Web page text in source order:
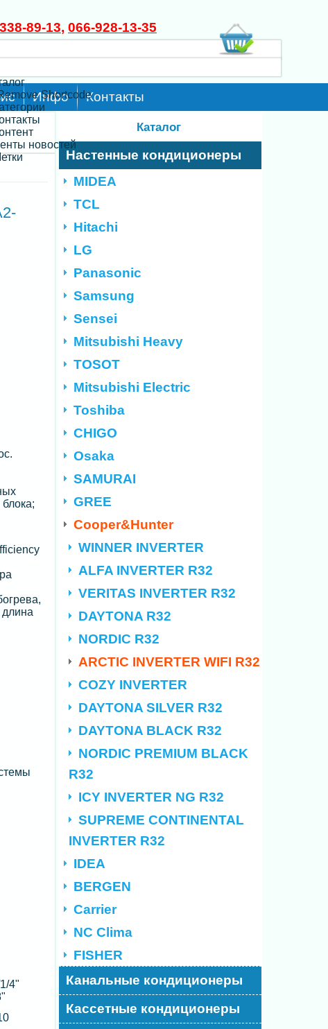
Shortcode
новостей
89-13, 066-928-13-35
Инфо Контакты
4"
Каталог
Настенные кондиционеры
MIDEA
TCL
Hitachi
LG
Panasonic
Samsung
Sensei
Mitsubishi Heavy
TOSOT
Mitsubishi Electric
Toshiba
CHIGO
Osaka
SAMURAI
GREE
Cooper&Hunter
WINNER INVERTER
ALFA INVERTER R32
VERITAS INVERTER R32
DAYTONA R32
NORDIC R32
ARCTIC INVERTER WIFI R32
COZY INVERTER
DAYTONA SILVER R32
DAYTONA BLACK R32
NORDIC PREMIUM BLACK
R32
ICY INVERTER NG R32
SUPREME CONTINENTAL
INVERTER R32
IDEA
BERGEN
Carrier
NC Clima
FISHER
Канальные кондиционеры
Кассетные кондиционеры